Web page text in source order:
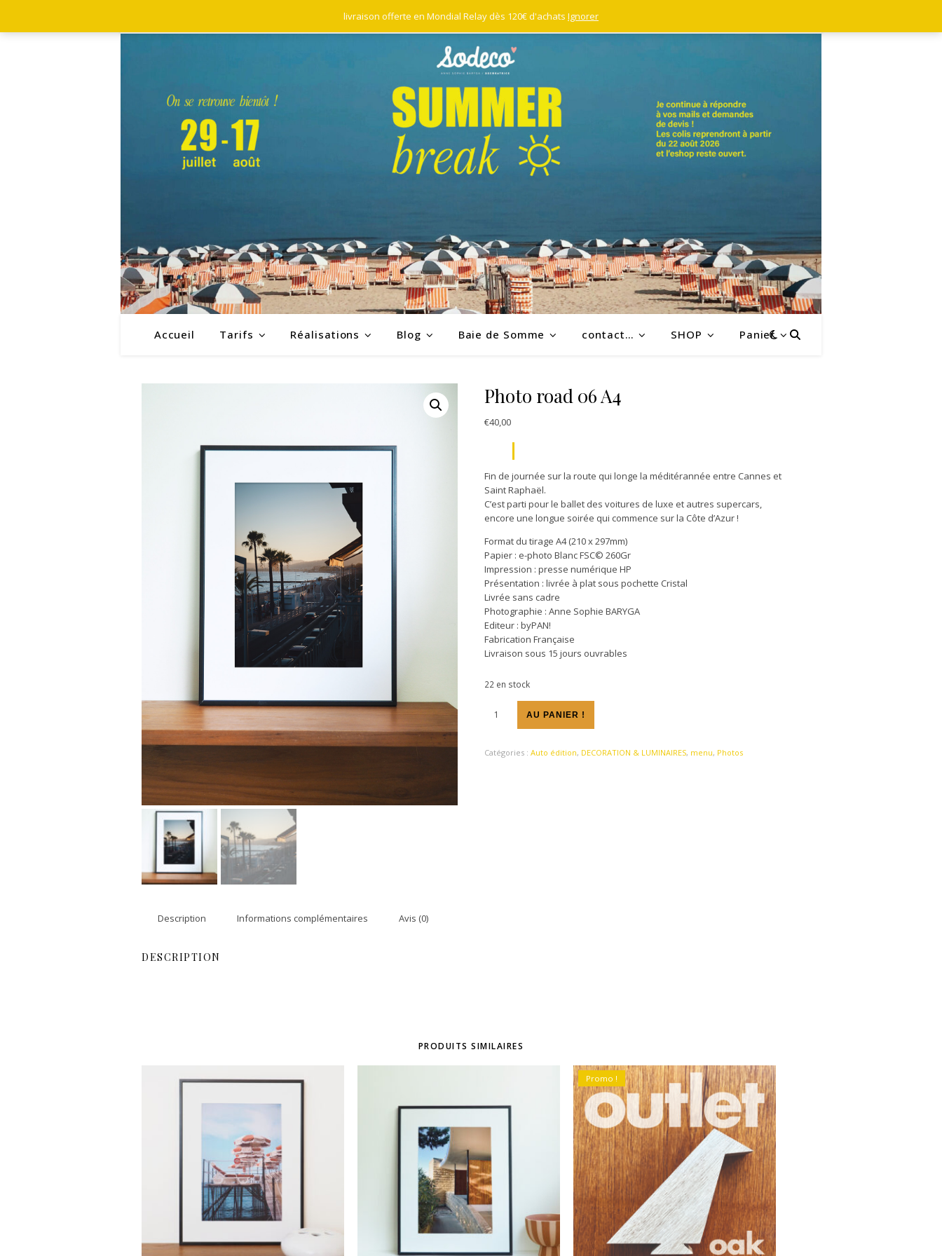
Accueil Tarifs Réalisations Blog Baie de Somme contact… SHOP Panier
Photo road 06 A4
€40,00
Fin de journée sur la route qui longe la méditérannée entre Cannes et
Saint Raphaël.
C’est parti pour le ballet des voitures de luxe et autres supercars,
encore une longue soirée qui commence sur la Côte d’Azur !
Format du tirage A4 (210 x 297mm)
Papier : e-photo Blanc FSC© 260Gr
Impression : presse numérique HP
Présentation : livrée à plat sous pochette Cristal
Livrée sans cadre
Photographie : Anne Sophie BARYGA
Editeur : byPAN!
Fabrication Française
Livraison sous 15 jours ouvrables
22 en stock
quantité de Photo road 06 A4
AU PANIER !
Catégories : Auto édition, DECORATION & LUMINAIRES, menu, Photos
Description Informations complémentaires Avis (0)
DESCRIPTION
PRODUITS SIMILAIRES
Promo !
livraison offerte en Mondial Relay dès 120€ d'achats Ignorer